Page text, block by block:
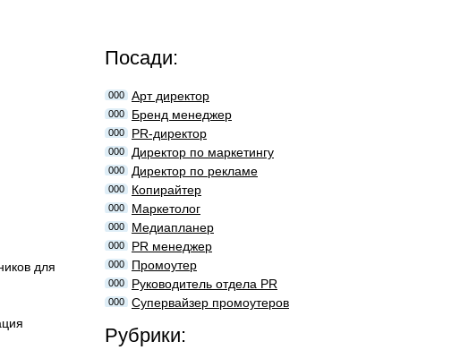
для
Посади:
000 Арт директор
000 Бренд менеджер
000 PR-директор
000 Директор по маркетингу
000 Директор по рекламе
000 Копирайтер
000 Маркетолог
000 Медиапланер
000 PR менеджер
000 Промоутер
000 Руководитель отдела PR
000 Супервайзер промоутеров
Рубрики: